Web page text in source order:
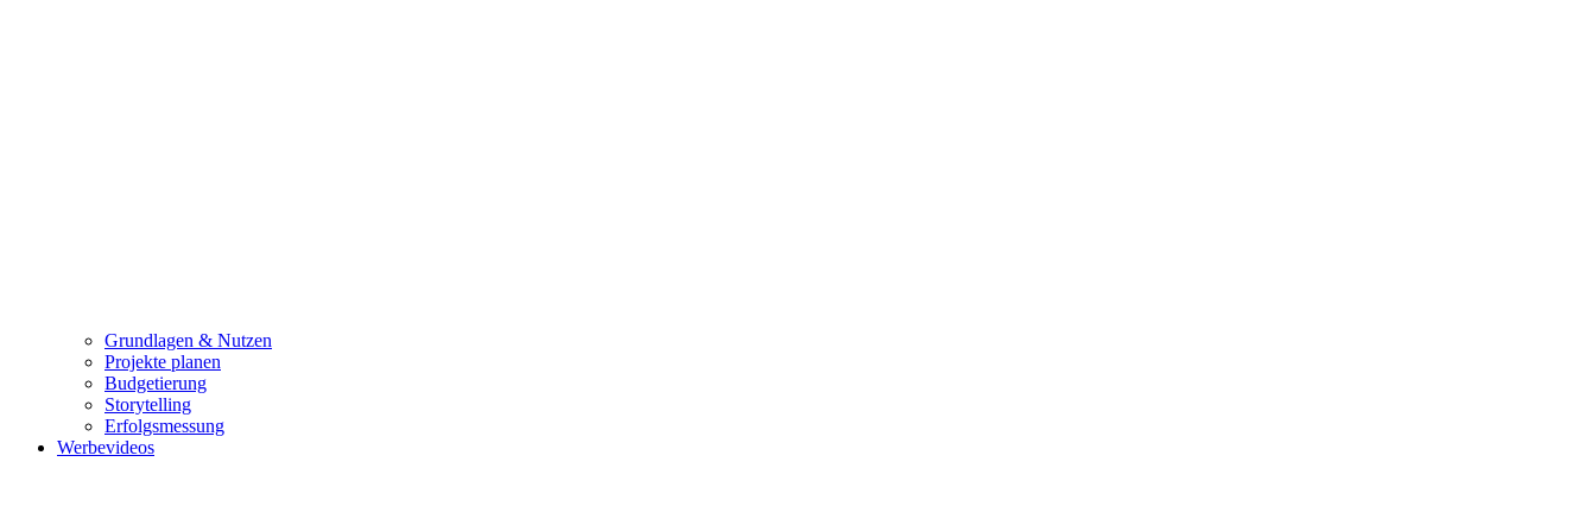
Grundlagen & Nutzen
Projekte planen
Budgetierung
Storytelling
Erfolgsmessung
Werbevideos